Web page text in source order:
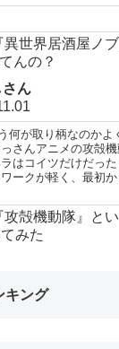
異世界居酒屋ノ
んの？
ん
何が取り柄なのかよ
さんアニメの攻殻
はコイツだけだっ
ークが軽く、最初
攻殻機動隊』と
みた
キング